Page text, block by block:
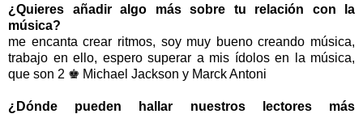
¿Quieres añadir algo más sobre tu relación con la
música?
me encanta crear ritmos, soy muy bueno creando música,
trabajo en ello, espero superar a mis ídolos en la música,
que son 2 ♚ Michael Jackson y Marck Antoni
¿Dónde pueden hallar nuestros lectores más